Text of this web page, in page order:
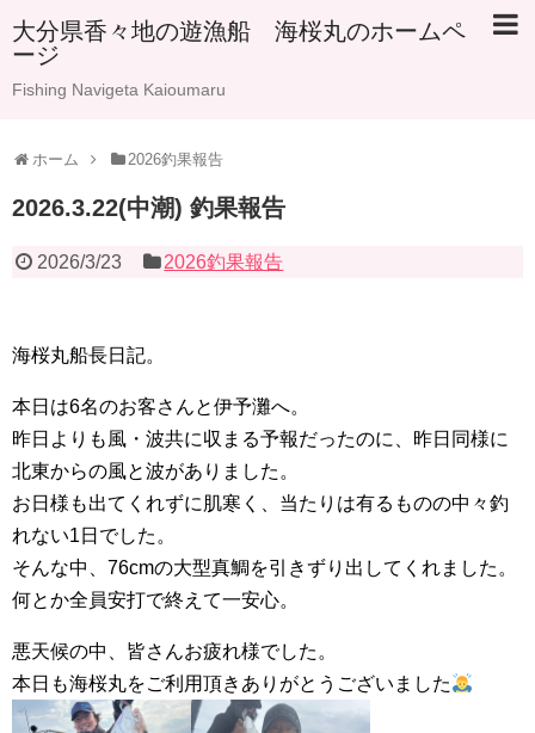
大分県香々地の遊漁船 海桜丸のホームペ
ージ
Fishing Navigeta Kaioumaru
ホーム 2026釣果報告
2026.3.22(中潮) 釣果報告
2026/3/23 2026釣果報告
海桜丸船長日記。
本日は6名のお客さんと伊予灘へ。
昨日よりも風・波共に収まる予報だったのに、昨日同様に
北東からの風と波がありました。
お日様も出てくれずに肌寒く、当たりは有るものの中々釣
れない1日でした。
そんな中、76cmの大型真鯛を引きずり出してくれました。
何とか全員安打で終えて一安心。
悪天候の中、皆さんお疲れ様でした。
本日も海桜丸をご利用頂きありがとうございました